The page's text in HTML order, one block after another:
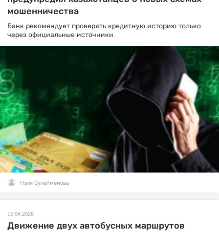
мошенничества
Банк рекомендует проверять кредитную историю только
через официальные источники.
Нэля Сулейменова
15.04.2026
Движение двух автобусных маршрутов